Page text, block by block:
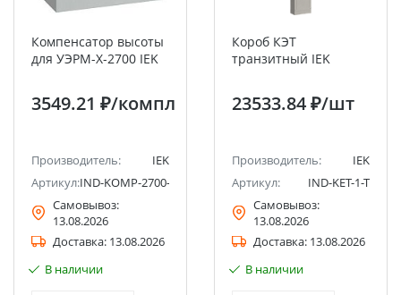
Компенсатор высоты
для УЭРМ-Х-2700 IEK
3549.21 ₽/компл
Производитель:
IEK
Артикул:IND-KOMP-2700-1
Самовывоз:
13.08.2026
Доставка: 13.08.2026
В наличии
Короб КЭТ
транзитный IEK
23533.84 ₽/шт
Производитель:
IEK
Артикул:
IND-KET-1-T
Самовывоз:
13.08.2026
Доставка: 13.08.2026
В наличии